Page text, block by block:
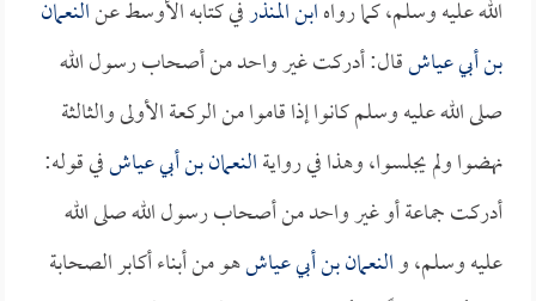
الله عليه وسلم، كما رواهابن المنذرفي كتابه الأوسط عنالنعمان
بن أبي عياشقال: أدركت غير واحد من أصحاب رسول الله
صلى الله عليه وسلم كانوا إذا قاموا من الركعة الأولى والثالثة
نهضوا ولم يجلسوا، وهذا في روايةالنعمان بن أبي عياشفي قوله:
أدركت جماعة أو غير واحد من أصحاب رسول الله صلى الله
عليه وسلم، والنعمان بن أبي عياشهو من أبناء أكابر الصحابة